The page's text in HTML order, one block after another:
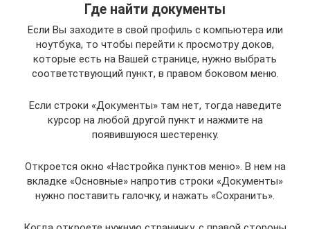
Где найти документы
Если Вы заходите в свой профиль с компьютера или
ноутбука, то чтобы перейти к просмотру доков,
которые есть на Вашей странице, нужно выбрать
соответствующий пункт, в правом боковом меню.
Если строки «Документы» там нет, тогда наведите
курсор на любой другой пункт и нажмите на
появившуюся шестеренку.
Откроется окно «Настройка пунктов меню». В нем на
вкладке «Основные» напротив строки «Документы»
нужно поставить галочку, и нажать «Сохранить».